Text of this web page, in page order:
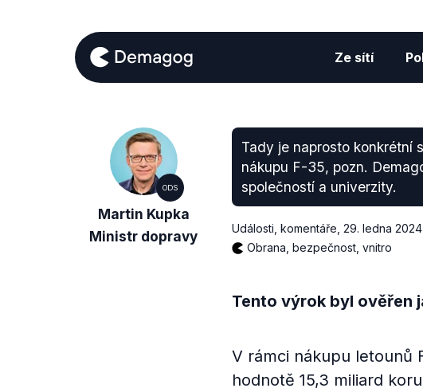
Ze sítí
ODS
Martin Kupka
Ministr dopravy
Tady je naprosto konkrétní
nákupu F-35, pozn.
společností a univerzity.
Události, komentáře 29. ledna 2024
Obrana, bezpečnost, vnitro
Tento výrok byl ověřen
V rámci nákupu letounů
hodnotě 15,3 miliard